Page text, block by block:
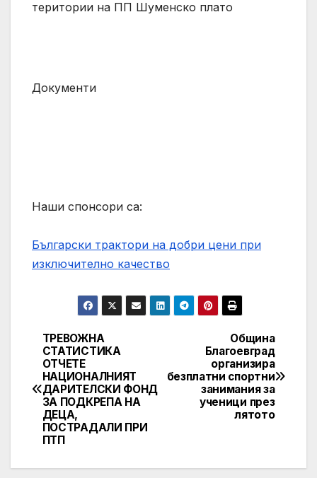
територии на ПП Шуменско плато
Документи
Наши спонсори са:
Български трактори на добри цени при
изключително качество
Post
navigation
Община
Благоевград
организира
безплатни спортни
занимания за
ученици през
лятото
ТРЕВОЖНА
СТАТИСТИКА
ОТЧЕТЕ
НАЦИОНАЛНИЯТ
ДАРИТЕЛСКИ ФОНД
ЗА ПОДКРЕПА НА
ДЕЦА,
ПОСТРАДАЛИ ПРИ
ПТП